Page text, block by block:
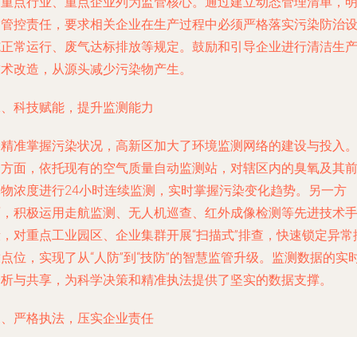
控责任，要求相关企业在生产过程中必须严格落实污染防治设
常运行、废气达标排放等规定。鼓励和引导企业进行清洁生产
改造，从源头减少污染物产生。
科技赋能，提升监测能力
准掌握污染状况，高新区加大了环境监测网络的建设与投入。
面，依托现有的空气质量自动监测站，对辖区内的臭氧及其前
浓度进行24小时连续监测，实时掌握污染变化趋势。另一方
积极运用走航监测、无人机巡查、红外成像检测等先进技术手
对重点工业园区、企业集群开展“扫描式”排查，快速锁定异常
位，实现了从“人防”到“技防”的智慧监管升级。监测数据的实
与共享，为科学决策和精准执法提供了坚实的数据支撑。
严格执法，压实企业责任